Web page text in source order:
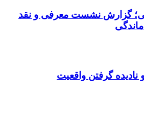
گزارش نشست معرفی و نقد
نادیده گرفتن واقعیت